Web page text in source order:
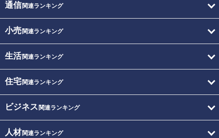
通信関連ランキング
小売関連ランキング
生活関連ランキング
住宅関連ランキング
ビジネス 関連ランキング
人材関連ランキング